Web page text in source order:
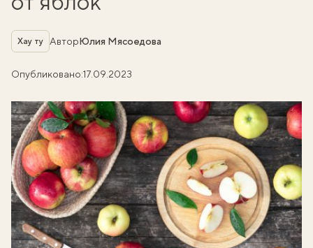
Рубрика
Хау ту АвторЮлия Мясоедова
Опубликовано:17.09.2023